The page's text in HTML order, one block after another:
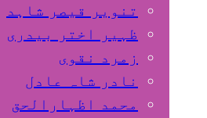
تنویر قیصر شاہد
ظہیر اختر بیدری
زمرد نقوی
نادر شاہ عادل
محمد اظہارالحق